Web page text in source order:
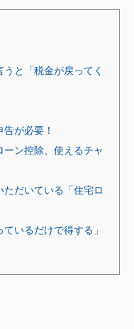
と「税金が戻ってく
が必要！
ーン控除、使えるチャ
ただいている「住宅ロ
いるだけで得する」